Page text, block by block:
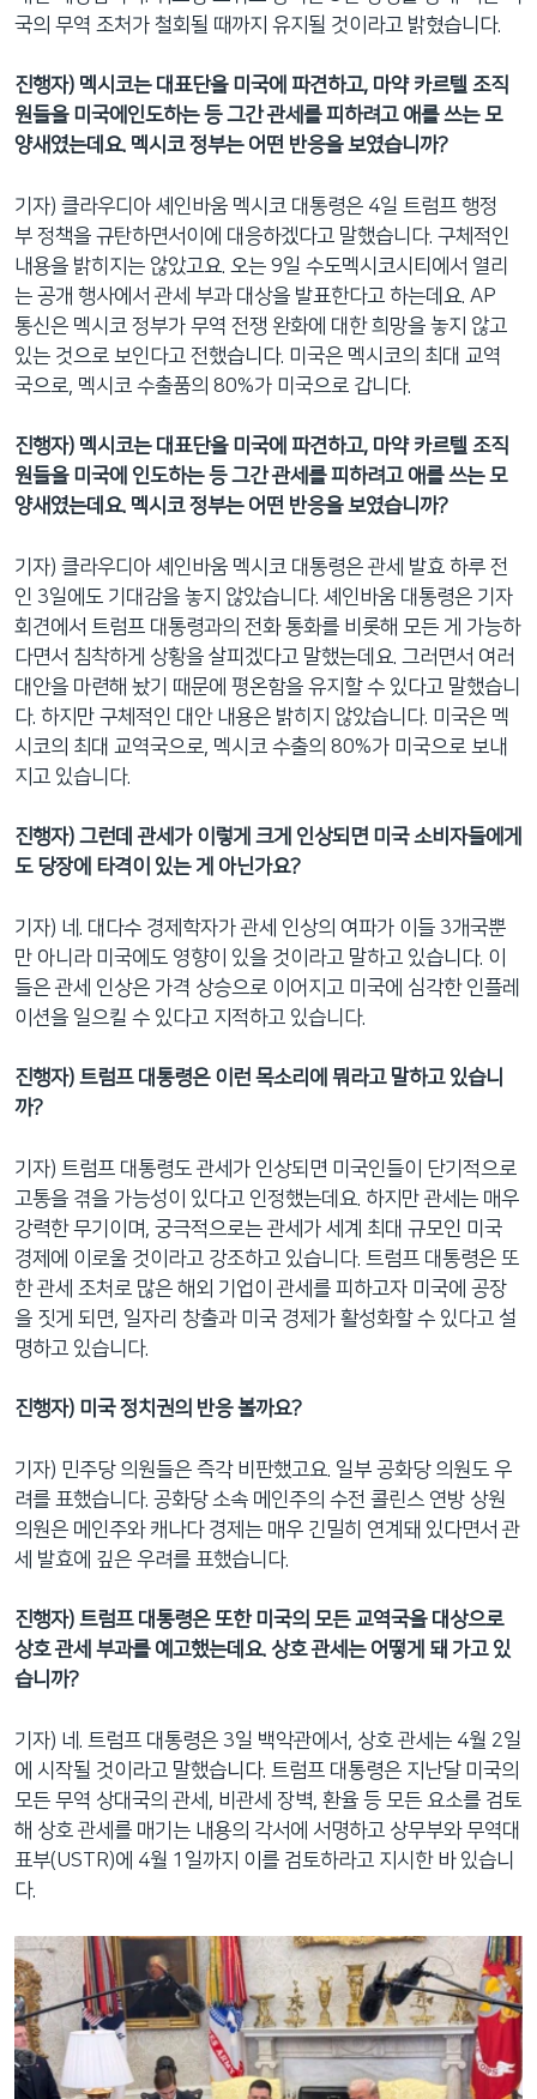
국의 무역 조처가 철회될 때까지 유지될 것이라고 밝혔습니다.
진행자) 멕시코는 대표단을 미국에 파견하고, 마약 카르텔 조직
원들을 미국에 인도하는 등 그간 관세를 피하려고 애를 쓰는 모
양새였는데요. 멕시코 정부는 어떤 반응을 보였습니까?
기자) 클라우디아 셰인바움 멕시코 대통령은 4일 트럼프 행정
부 정책을 규탄하면서이에 대응하겠다고 말했습니다. 구체적인
내용을 밝히지는 않았고요. 오는 9일 수도멕시코시티에서 열리
는 공개 행사에서 관세 부과 대상을 발표한다고 하는데요. AP
통신은 멕시코 정부가 무역 전쟁 완화에 대한 희망을 놓지 않고
있는 것으로 보인다고 전했습니다. 미국은 멕시코의 최대 교역
국으로, 멕시코 수출품의 80%가 미국으로 갑니다.
진행자) 멕시코는 대표단을 미국에 파견하고, 마약 카르텔 조직
원들을 미국에 인도하는 등 그간 관세를 피하려고 애를 쓰는 모
양새였는데요. 멕시코 정부는 어떤 반응을 보였습니까?
기자) 클라우디아 셰인바움 멕시코 대통령은 관세 발효 하루 전
인 3일에도 기대감을 놓지 않았습니다. 셰인바움 대통령은 기자
회견에서 트럼프 대통령과의 전화 통화를 비롯해 모든 게 가능하
다면서 침착하게 상황을 살피겠다고 말했는데요. 그러면서 여러
대안을 마련해 놨기 때문에 평온함을 유지할 수 있다고 말했습니
다. 하지만 구체적인 대안 내용은 밝히지 않았습니다. 미국은 멕
시코의 최대 교역국으로, 멕시코 수출의 80%가 미국으로 보내
지고 있습니다.
진행자) 그런데 관세가 이렇게 크게 인상되면 미국 소비자들에게
도 당장에 타격이 있는 게 아닌가요?
기자) 네. 대다수 경제학자가 관세 인상의 여파가 이들 3개국뿐
만 아니라 미국에도 영향이 있을 것이라고 말하고 있습니다. 이
들은 관세 인상은 가격 상승으로 이어지고 미국에 심각한 인플레
이션을 일으킬 수 있다고 지적하고 있습니다.
진행자) 트럼프 대통령은 이런 목소리에 뭐라고 말하고 있습니
까?
기자) 트럼프 대통령도 관세가 인상되면 미국인들이 단기적으로
고통을 겪을 가능성이 있다고 인정했는데요. 하지만 관세는 매우
강력한 무기이며, 궁극적으로는 관세가 세계 최대 규모인 미국
경제에 이로울 것이라고 강조하고 있습니다. 트럼프 대통령은 또
한 관세 조처로 많은 해외 기업이 관세를 피하고자 미국에 공장
을 짓게 되면, 일자리 창출과 미국 경제가 활성화할 수 있다고 설
명하고 있습니다.
진행자) 미국 정치권의 반응 볼까요?
기자) 민주당 의원들은 즉각 비판했고요. 일부 공화당 의원도 우
려를 표했습니다. 공화당 소속 메인주의 수전 콜린스 연방 상원
의원은 메인주와 캐나다 경제는 매우 긴밀히 연계돼 있다면서 관
세 발효에 깊은 우려를 표했습니다.
진행자) 트럼프 대통령은 또한 미국의 모든 교역국을 대상으로
상호 관세 부과를 예고했는데요. 상호 관세는 어떻게 돼 가고 있
습니까?
기자) 네. 트럼프 대통령은 3일 백악관에서, 상호 관세는 4월 2일
에 시작될 것이라고 말했습니다. 트럼프 대통령은 지난달 미국의
모든 무역 상대국의 관세, 비관세 장벽, 환율 등 모든 요소를 검토
해 상호 관세를 매기는 내용의 각서에 서명하고 상무부와 무역대
표부(USTR)에 4월 1일까지 이를 검토하라고 지시한 바 있습니
다.